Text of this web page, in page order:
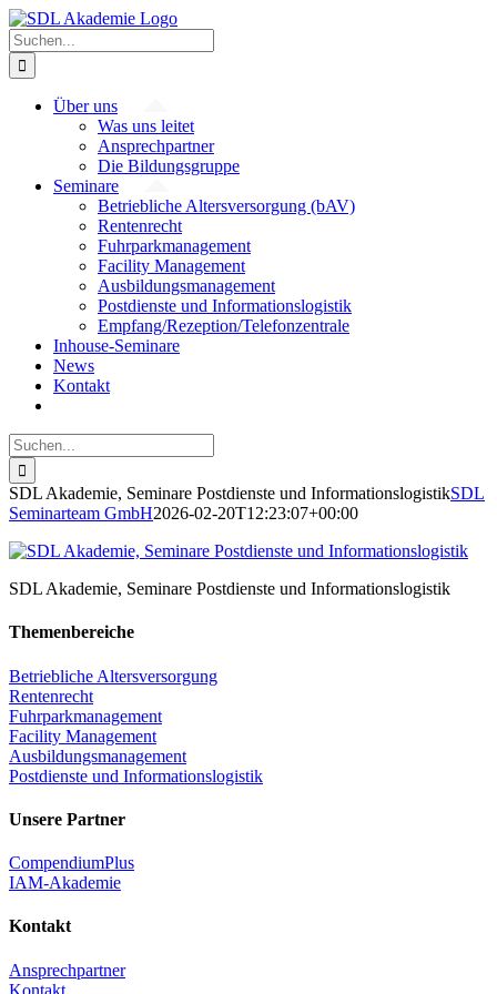
Zum
Inhalt
springen
Suche
nach:
Über uns
Was uns leitet
Ansprechpartner
Die Bildungsgruppe
Seminare
Betriebliche Altersversorgung (bAV)
Rentenrecht
Fuhrparkmanagement
Facility Management
Ausbildungsmanagement
Postdienste und Informationslogistik
Empfang/Rezeption/Telefonzentrale
Inhouse-Seminare
News
Kontakt
Suche
nach:
SDL Akademie, Seminare Postdienste und InformationslogistikSDL
Seminarteam GmbH2026-02-20T12:23:07+00:00
SDL Akademie, Seminare Postdienste und Informationslogistik
Themenbereiche
Betriebliche Altersversorgung
Rentenrecht
Fuhrparkmanagement
Facility Management
Ausbildungsmanagement
Postdienste und Informationslogistik
Unsere Partner
CompendiumPlus
IAM-Akademie
Kontakt
Ansprechpartner
Kontakt